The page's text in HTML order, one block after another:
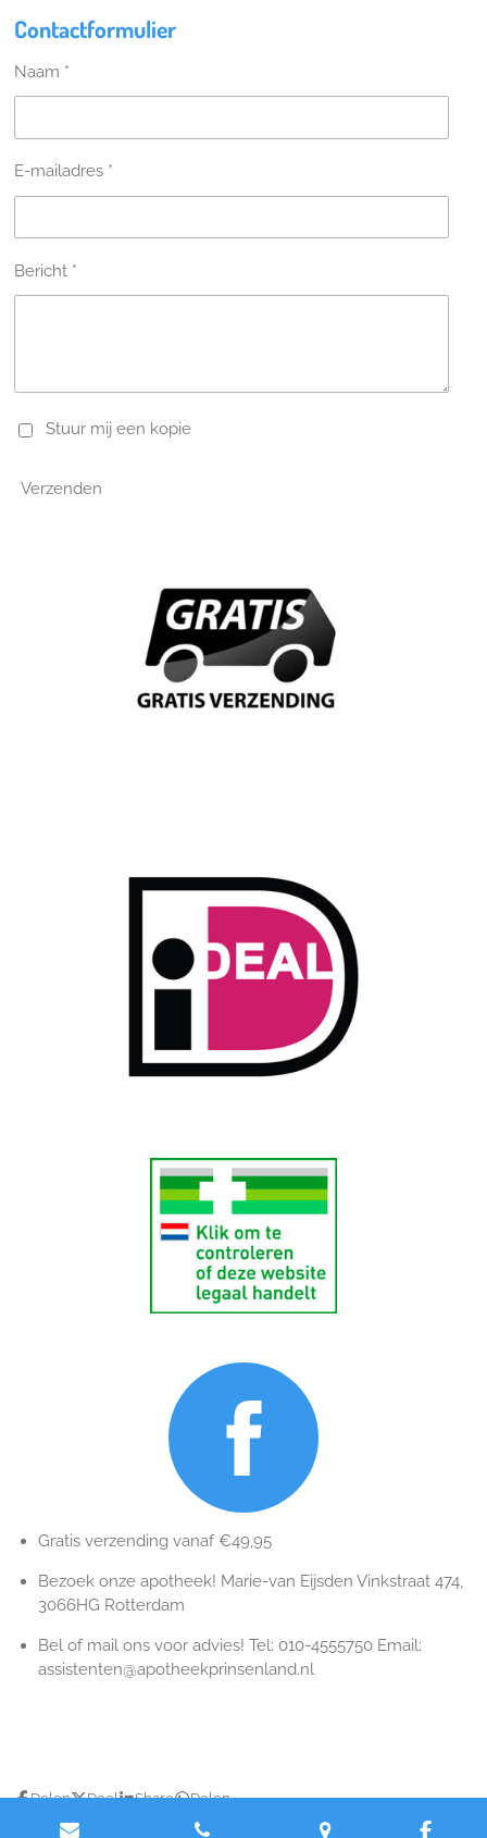
Contactformulier
Naam *
E-mailadres *
Bericht *
Stuur mij een kopie
Verzenden
Gratis verzending vanaf €49,95
Bezoek onze apotheek! Marie-van Eijsden Vinkstraat 474,
3066HG Rotterdam
Bel of mail ons voor advies! Tel: 010-4555750 Email:
assistenten@apotheekprinsenland.nl
Delen Deel Share Delen